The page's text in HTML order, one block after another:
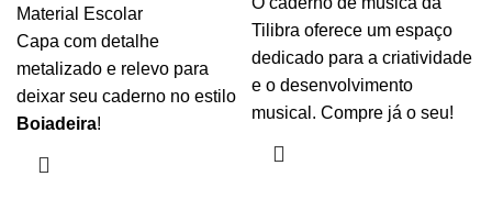
Material Escolar
Capa com detalhe
metalizado e relevo para
deixar seu caderno no estilo
Boiadeira!
Tilibra oferece um espaço
dedicado para a criatividade
e o desenvolvimento
musical. Compre já o seu!